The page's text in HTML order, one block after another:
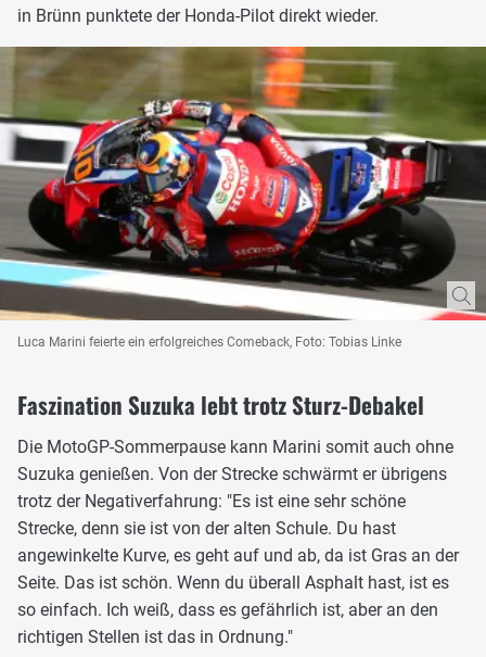
in Brünn punktete der Honda-Pilot direkt wieder.
Luca Marini feierte ein erfolgreiches Comeback, Foto: Tobias Linke
Faszination Suzuka lebt trotz Sturz-Debakel
Die MotoGP-Sommerpause kann Marini somit auch ohne
Suzuka genießen. Von der Strecke schwärmt er übrigens
trotz der Negativerfahrung: "Es ist eine sehr schöne
Strecke, denn sie ist von der alten Schule. Du hast
angewinkelte Kurve, es geht auf und ab, da ist Gras an der
Seite. Das ist schön. Wenn du überall Asphalt hast, ist es
so einfach. Ich weiß, dass es gefährlich ist, aber an den
richtigen Stellen ist das in Ordnung."